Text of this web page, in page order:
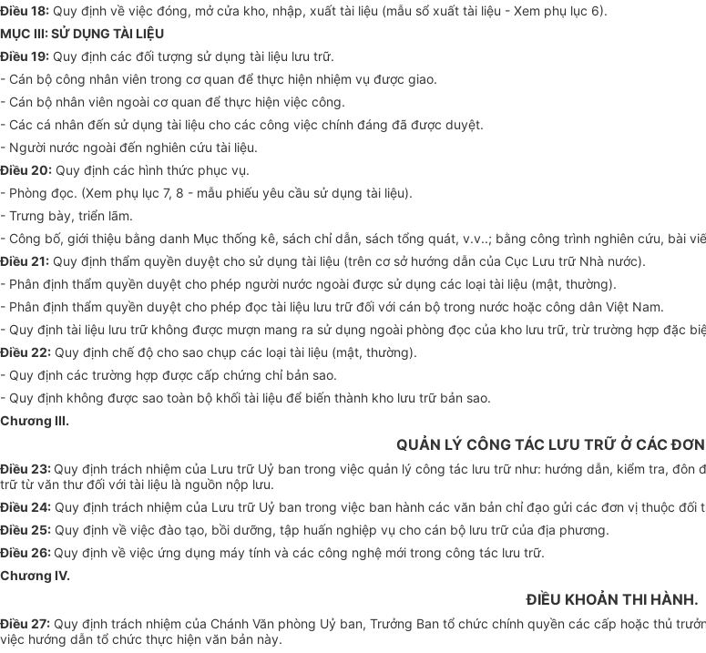
Điều 18: Quy định về việc đóng, mở cửa kho, nhập, xuất tài liệu (mẫu sổ xuất tài liệu - Xem phụ lục 6).
MỤC III: SỬ DỤNG TÀI LIỆU
Điều 19: Quy định các đối tượng sử dụng tài liệu lưu trữ.
- Cán bộ công nhân viên trong cơ quan để thực hiện nhiệm vụ được giao.
- Cán bộ nhân viên ngoài cơ quan để thực hiện việc công.
- Các cá nhân đến sử dụng tài liệu cho các công việc chính đáng đã được duyệt.
- Người nước ngoài đến nghiên cứu tài liệu.
Điều 20: Quy định các hình thức phục vụ.
- Phòng đọc. (Xem phụ lục 7, 8 - mẫu phiếu yêu cầu sử dụng tài liệu).
- Trưng bày, triển lãm.
- Công bố, giới thiệu bằng danh Mục thống kê, sách chỉ dẫn, sách tổng quát, v.v..; bằng công trình nghiên cứu, bài
Điều 21: Quy định thẩm quyền duyệt cho sử dụng tài liệu (trên cơ sở hướng dẫn của Cục Lưu trữ Nhà nước).
- Phân định thẩm quyền duyệt cho phép người nước ngoài được sử dụng các loại tài liệu (mật, thường).
- Phân định thẩm quyền duyệt cho phép đọc tài liệu lưu trữ đối với cán bộ trong nước hoặc công dân Việt Nam.
- Quy định tài liệu lưu trữ không được mượn mang ra sử dụng ngoài phòng đọc của kho lưu trữ, trừ trường hợp đặc
Điều 22: Quy định chế độ cho sao chụp các loại tài liệu (mật, thường).
- Quy định các trường hợp được cấp chứng chỉ bản sao.
- Quy định không được sao toàn bộ khối tài liệu để biến thành kho lưu trữ bản sao.
Chương III.
QUẢN LÝ CÔNG TÁC LƯU TRỮ Ở CÁC
Điều 23: Quy định trách nhiệm của Lưu trữ Uỷ ban trong việc quản lý công tác lưu trữ như: hướng dẫn, kiểm tra,
trữ từ văn thư đối với tài liệu là nguồn nộp lưu.
Điều 24: Quy định trách nhiệm của Lưu trữ Uỷ ban trong việc ban hành các văn bản chỉ đạo gửi các đơn vị thuộc đối
Điều 25: Quy định về việc đào tạo, bồi dưỡng, tập huấn nghiệp vụ cho cán bộ lưu trữ của địa phương.
Điều 26: Quy định về việc ứng dụng máy tính và các công nghệ mới trong công tác lưu trữ.
Chương IV.
ĐIỀU KHOẢN THI HÀNH.
Điều 27: Quy định trách nhiệm của Chánh Văn phòng Uỷ ban, Trưởng Ban tổ chức chính quyền các cấp hoặc thủ
việc hướng dẫn tổ chức thực hiện văn bản này.